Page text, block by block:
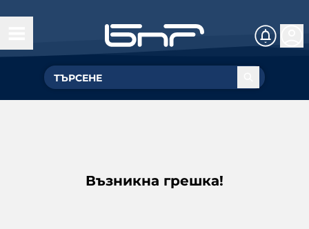
Възникна грешка!